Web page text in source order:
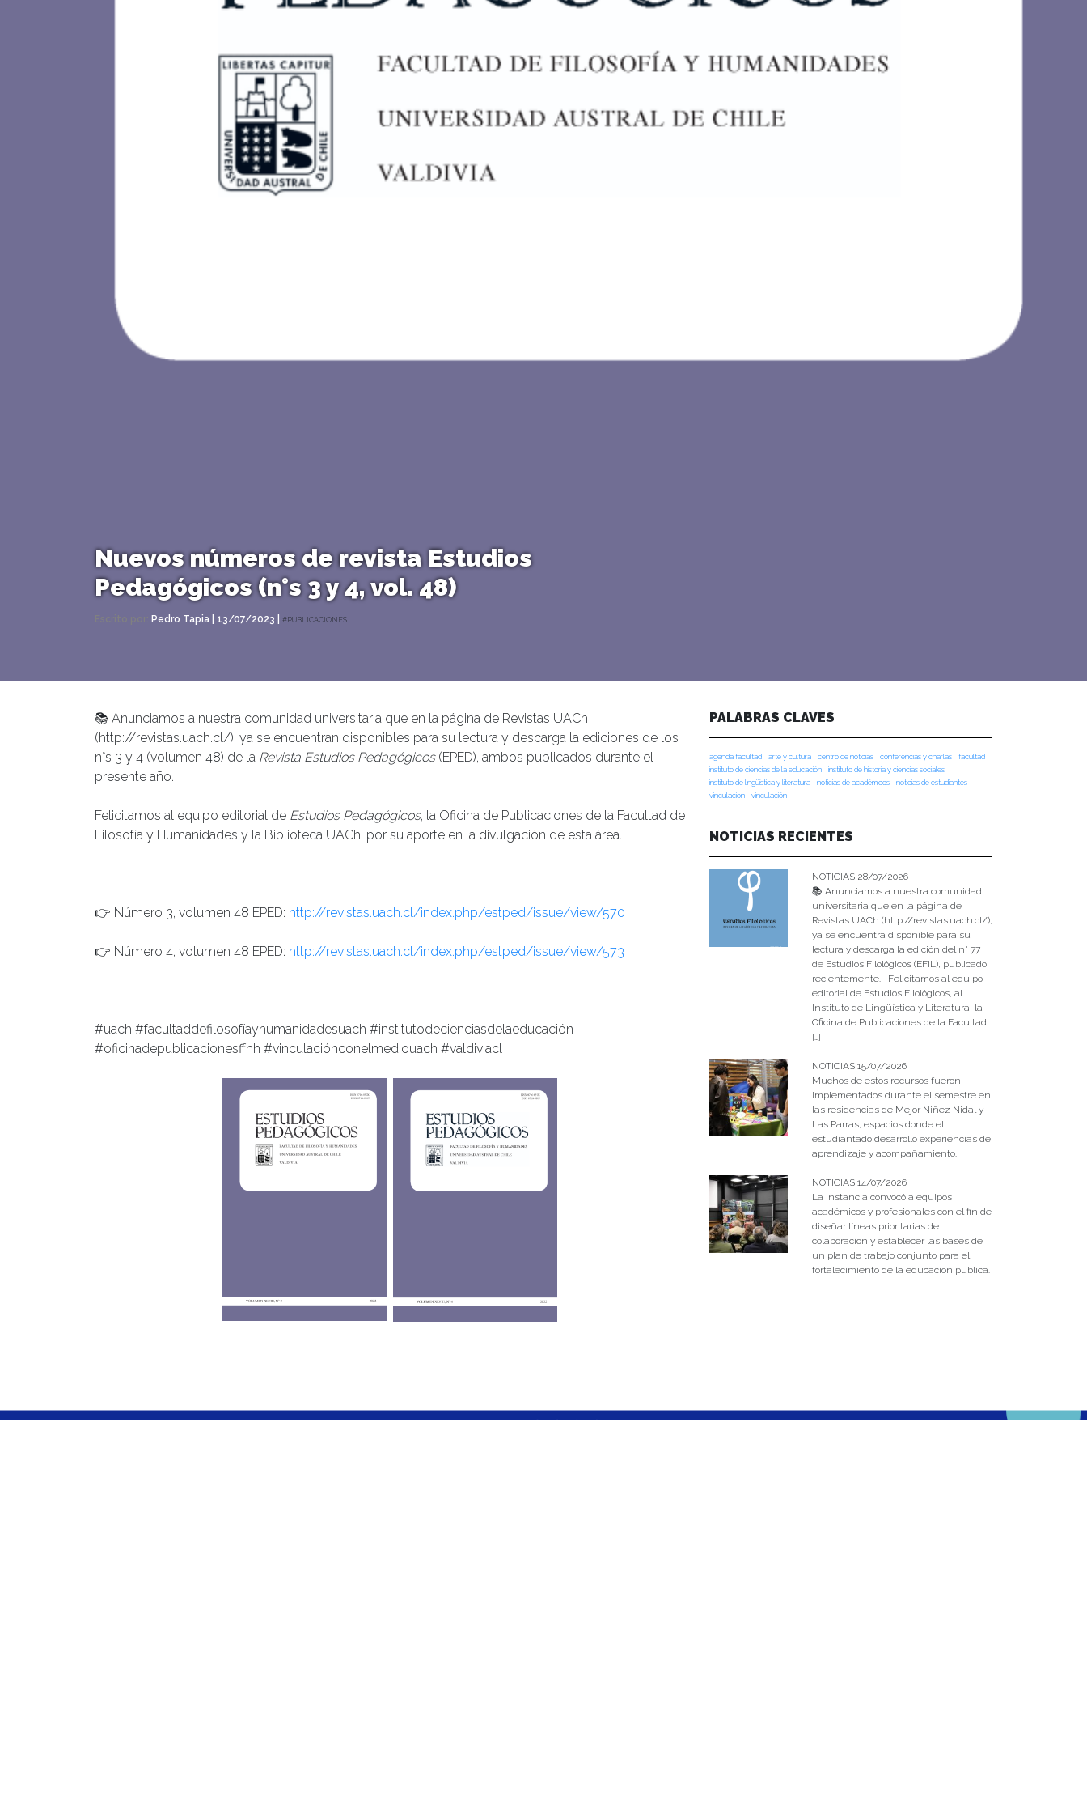
Nuevos números de revista Estudios
Pedagógicos (n°s 3 y 4, vol. 48)
Pedro Tapia | 13/07/2023 | #PUBLICACIONES
📚 Anunciamos a nuestra comunidad universitaria que en la página de Revistas UACh
(http://revistas.uach.cl/), ya se encuentran disponibles para su lectura y descarga la ediciones de los
n°s 3 y 4 (volumen 48) de la Revista Estudios Pedagógicos(EPED), ambos publicados durante el
presente año.
Felicitamos al equipo editorial de Estudios Pedagógicos, la Oficina de Publicaciones de la Facultad de
Filosofía y Humanidades y la Biblioteca UACh, por su aporte en la divulgación de esta área.
👉 Número 3, volumen 48 EPED: http://revistas.uach.cl/index.php/estped/issue/view/570
👉 Número 4, volumen 48 EPED: http://revistas.uach.cl/index.php/estped/issue/view/573
#uach #facultaddefilosofíayhumanidadesuach #institutodecienciasdelaeducación
#oficinadepublicacionesffhh #vinculaciónconelmediouach #valdiviacl
PALABRAS CLAVES
agenda facultad arte y cultura centro de noticias conferencias y charlas
facultad
instituto de ciencias de la educación
instituto de historia y ciencias sociales
instituto de lingüística y literatura
noticias de académicos
noticias de estudiantes
vinculacion
vinculación
NOTICIAS RECIENTES
NOTICIAS 28/07/2026
📚 Anunciamos a nuestra comunidad
universitaria que en la página de
Revistas UACh (http://revistas.uach.cl/),
ya se encuentra disponible para su
lectura y descarga la edición del n° 77
de Estudios Filológicos (EFIL), publicado
recientemente. Felicitamos al equipo
editorial de Estudios Filológicos, al
Instituto de Lingüística y Literatura, la
Oficina de Publicaciones de la Facultad
[…]
NOTICIAS 15/07/2026
Muchos de estos recursos fueron
implementados durante el semestre en
las residencias de Mejor Niñez Nidal y
Las Parras, espacios donde el
estudiantado desarrolló experiencias de
aprendizaje y acompañamiento.
NOTICIAS 14/07/2026
La instancia convocó a equipos
académicos y profesionales con el fin de
diseñar líneas prioritarias de
colaboración y establecer las bases de
un plan de trabajo conjunto para el
fortalecimiento de la educación pública.